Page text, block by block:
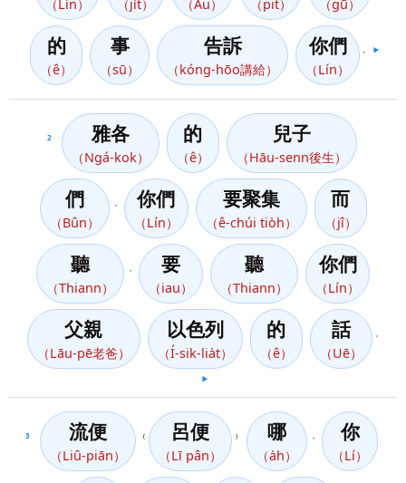
（Lín） （ji̍t） （Āu） （pit） （gū）
的
（ê）
事
（sū）
告訴
（kóng-hōo講給）
你們
（Lín）
▶️
2 雅各
（Ngá-kok）
的
（ê）
兒子
（Hāu-senn後生）
們
（Bûn）
你們
（Lín）
要聚集
（ê-chúi tio̍h）
而
（jî）
聽
（Thiann）
要
（iau）
聽
（Thiann）
你們
（Lín）
父親
（Lāu-pē老爸）
以色列
（Í-sik-lia̍t）
的
（ê）
話
（Uē）
▶️
3 流便
（Liû-piān）
（ 呂便
（Lī pân）
） 哪
（a̍h）
你
（Lí）